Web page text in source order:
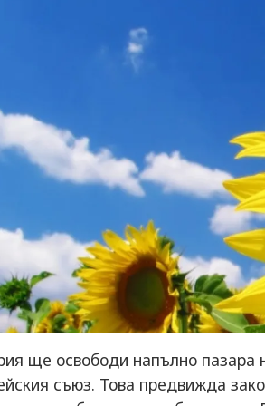
ще освободи напълно пазара
съюз. Това предвижда